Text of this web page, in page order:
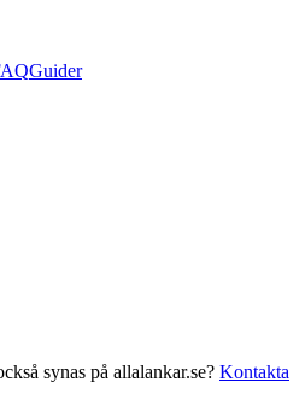
Guider
synas på allalankar.se? Kontakta